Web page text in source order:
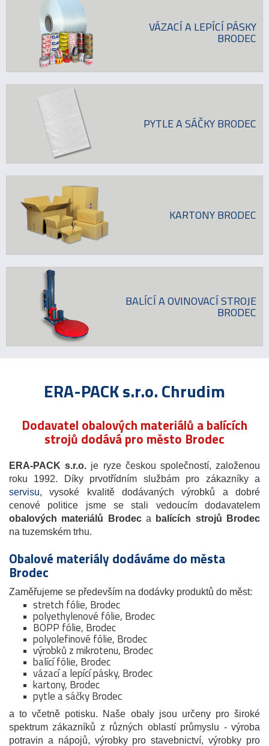
VÁZACÍ A LEPÍCÍ PÁSKY
BRODEC
PYTLE A SÁČKY BRODEC
KARTONY BRODEC
BALÍCÍ A OVINOVACÍ STROJE
BRODEC
ERA-PACK s.r.o. Chrudim
Dodavatel obalových materiálů a balících
strojů dodává pro město Brodec
ERA-PACK s.r.o. je ryze českou společností, založenou
roku 1992. Díky prvotřídním službám pro zákazníky a
servisu, vysoké kvalitě dodávaných výrobků a dobré
cenové politice jsme se stali vedoucím dodavatelem
obalových materiálů Brodeca
balících strojů Brodec
na tuzemském trhu.
Obalové materiály dodáváme do města
Brodec
Zaměřujeme se především na dodávky produktů do měst:
stretch fólie, Brodec
polyethylenové fólie, Brodec
BOPP fólie, Brodec
polyolefinové fólie, Brodec
výrobků z mikrotenu, Brodec
balící fólie, Brodec
vázací a lepící pásky, Brodec
kartony, Brodec
pytle a sáčky Brodec
a to včetně potisku. Naše obaly jsou určeny pro široké
spektrum zákazníků z různých oblastí průmyslu - výroba
potravin a nápojů, výrobky pro stavebnictví, výrobky pro